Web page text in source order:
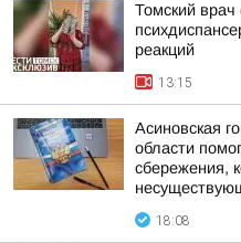
Томский врач
реакций
13:15
Асиновская
области
сбережения,
18:08